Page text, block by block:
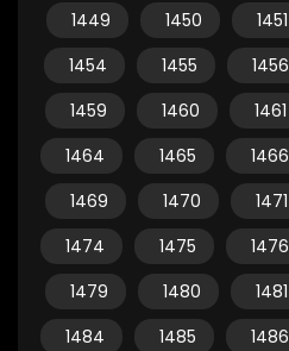
1449
1450 1451
1454
1455 1456
1459
1460 1461
1464
1465 1466
1469
1470 1471
1474
1475 1476
1479
1480 1481
1484
1485 1486